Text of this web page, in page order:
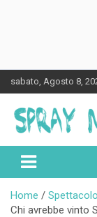
to
content
sabato, Agosto 8,
Home
Spettacolo
Chi avrebbe vinto